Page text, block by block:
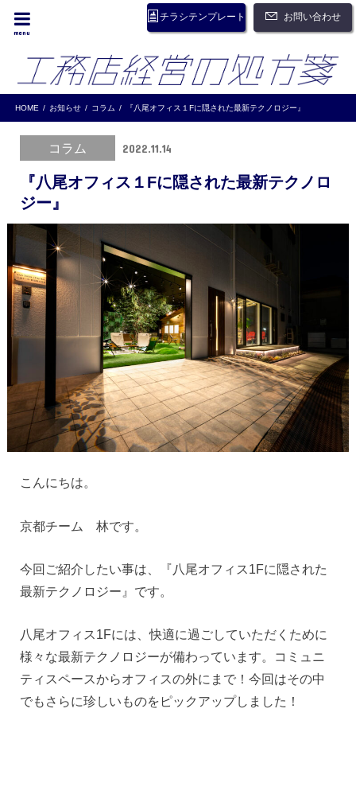
チラシテンプレート お問い合わせ
menu
HOME お知らせ コラム 『八尾オフィス１Fに隠された最新テクノロジー』
コラム 2022.11.14
『八尾オフィス１Fに隠された最新テクノロ
ジー』
こんにちは。
京都チーム 林です。
今回ご紹介したい事は、『八尾オフィス1Fに隠された
最新テクノロジー』です。
八尾オフィス1Fには、快適に過ごしていただくために
様々な最新テクノロジーが備わっています。コミュニ
ティスペースからオフィスの外にまで！今回はその中
でもさらに珍しいものをピックアップしました！